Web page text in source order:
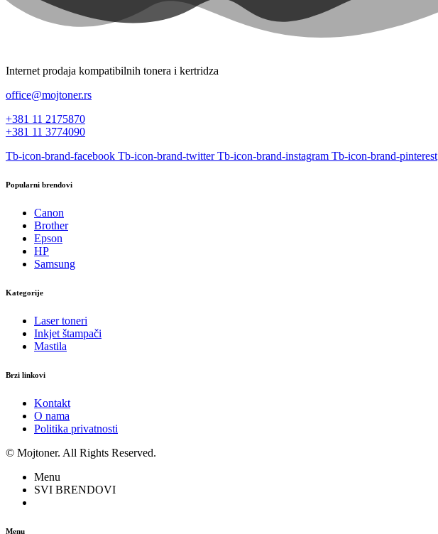
Internet prodaja kompatibilnih tonera i kertridza
office@mojtoner.rs
+381 11 2175870
+381 11 3774090
Tb-icon-brand-facebook Tb-icon-brand-twitter Tb-icon-brand-instagram Tb-icon-brand-pinterest
Popularni brendovi
Canon
Brother
Epson
HP
Samsung
Kategorije
Laser toneri
Inkjet štampači
Mastila
Brzi linkovi
Kontakt
O nama
Politika privatnosti
© Mojtoner. All Rights Reserved.
Menu
SVI BRENDOVI
Menu